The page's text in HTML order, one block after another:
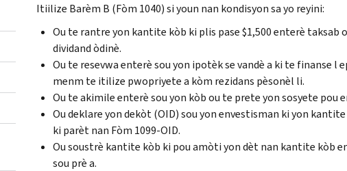
Itiilize Barèm B (Fòm 1040) si youn nan kondisyon sa yo reyini:
Ou te rantre yon kantite kòb ki plis pase $1,500 enterè taksab
dividand òdinè.
Ou te resevwa enterè sou yon ipotèk se vandè a ki te finanse l
menm te itilize pwopriyete a kòm rezidans pèsonèl li.
Ou te akimile enterè sou yon kòb ou te prete yon sosyete pou
Ou deklare yon dekòt (OID) sou yon envestisman ki yon kantite
ki parèt nan Fòm 1099-OID.
Ou soustrè kantite kòb ki pou amòti yon dèt nan kantite kòb
sou prè a.